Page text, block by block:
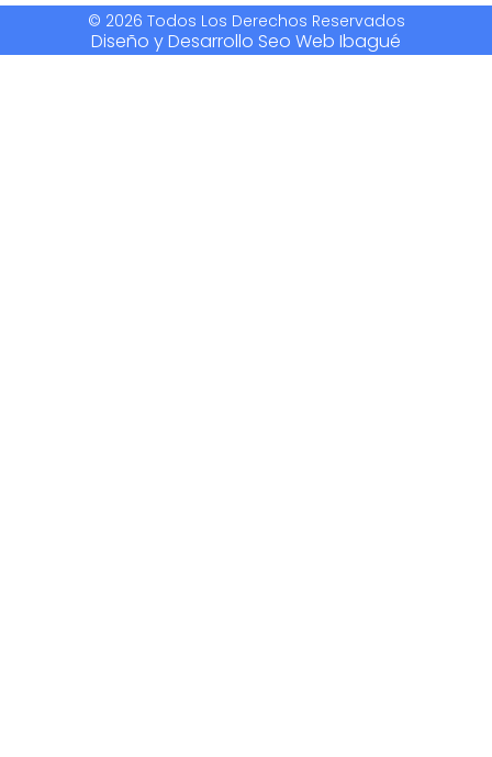
© 2026 Todos Los Derechos Reservados
Diseño y Desarrollo Seo Web Ibagué